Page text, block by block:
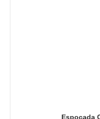
Espocada